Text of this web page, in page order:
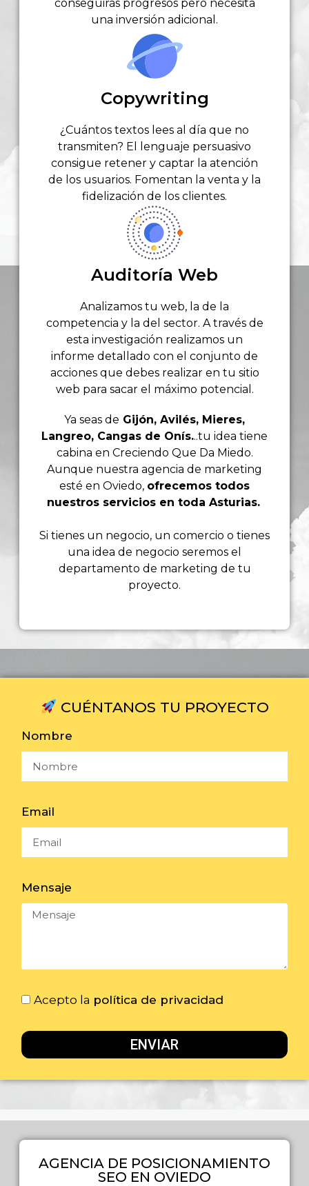
conseguirás progresos pero necesita
una inversión adicional.
Copywriting
¿Cuántos textos lees al día que no
transmiten? El lenguaje persuasivo
consigue retener y captar la atención
de los usuarios. Fomentan la venta y la
fidelización de los clientes.
Auditoría Web
Analizamos tu web, la de la
competencia y la del sector. A través de
esta investigación realizamos un
informe detallado con el conjunto de
acciones que debes realizar en tu sitio
web para sacar el máximo potencial.
Ya seas de Gijón, Avilés, Mieres,
Langreo, Cangas de Onís...tu idea tiene
cabina en Creciendo Que Da Miedo.
Aunque nuestra agencia de marketing
esté en Oviedo, ofrecemos todos
nuestros servicios en toda Asturias.
Si tienes un negocio, un comercio o tienes
una idea de negocio seremos el
departamento de marketing de tu
proyecto.
CUÉNTANOS TU PROYECTO
Nombre
Email
Mensaje
Acepto la política de privacidad
ENVIAR
AGENCIA DE POSICIONAMIENTO
SEO EN OVIEDO